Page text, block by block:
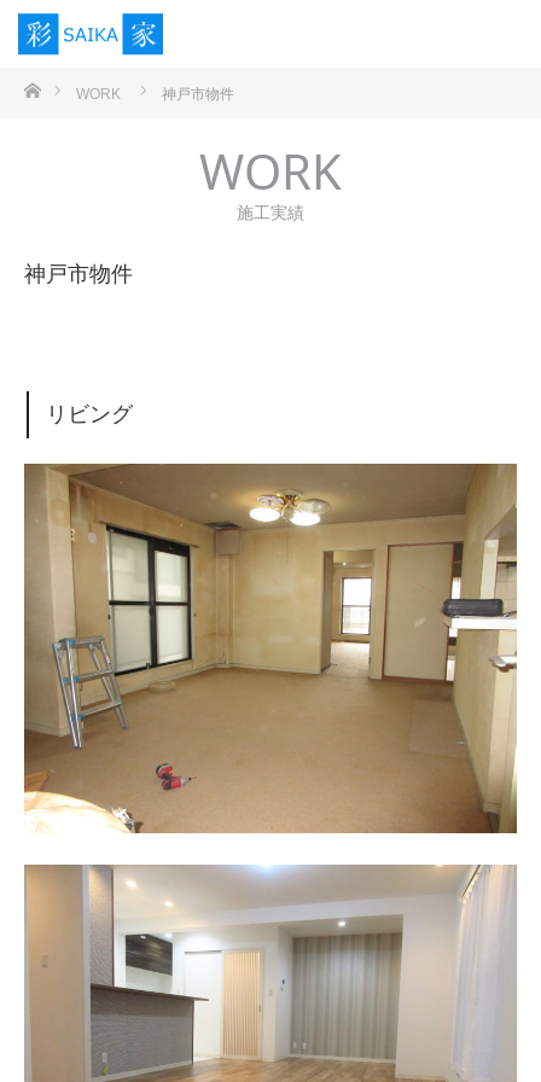
ホームWORK 神戸市物件
WORK
施工実績
神戸市物件
リビング